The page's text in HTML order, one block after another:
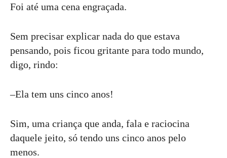
Foi até uma cena engraçada.
Sem precisar explicar nada do que estava
pensando, pois ficou gritante para todo mundo,
digo, rindo:
–Ela tem uns cinco anos!
Sim, uma criança que anda, fala e raciocina
daquele jeito, só tendo uns cinco anos pelo
menos.